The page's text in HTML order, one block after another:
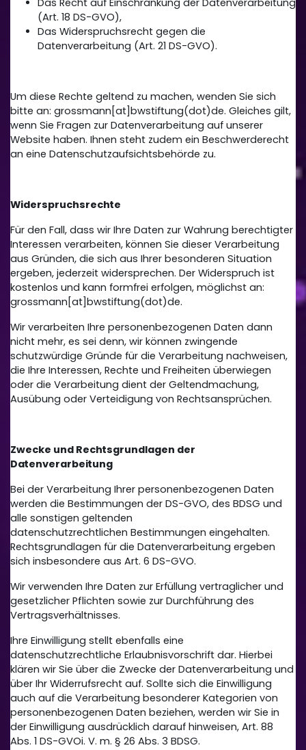
Das Recht auf Einschränkung der Datenverarbeitung
(Art. 18 DS-GVO),
Das Widerspruchsrecht gegen die
Datenverarbeitung (Art. 21 DS-GVO).
Um diese Rechte geltend zu machen, wenden Sie sich
bitte an: grossmann[at]bwstiftung(dot)de. Gleiches gilt,
wenn Sie Fragen zur Datenverarbeitung auf unserer
Website haben. Ihnen steht zudem ein Beschwerderecht
an eine Datenschutzaufsichtsbehörde zu.
Widerspruchsrechte
Für den Fall, dass wir Ihre Daten zur Wahrung berechtigter
Interessen verarbeiten, können Sie dieser Verarbeitung
aus Gründen, die sich aus Ihrer besonderen Situation
ergeben, jederzeit widersprechen. Der Widerspruch ist
kostenlos und kann formfrei erfolgen, möglichst an:
grossmann[at]bwstiftung(dot)de.
Wir verarbeiten Ihre personenbezogenen Daten dann
nicht mehr, es sei denn, wir können zwingende
schutzwürdige Gründe für die Verarbeitung nachweisen,
die Ihre Interessen, Rechte und Freiheiten überwiegen
oder die Verarbeitung dient der Geltendmachung,
Ausübung oder Verteidigung von Rechtsansprüchen.
Zwecke und Rechtsgrundlagen der
Datenverarbeitung
Bei der Verarbeitung Ihrer personenbezogenen Daten
werden die Bestimmungen der DS-GVO, des BDSG und
alle sonstigen geltenden
datenschutzrechtlichen Bestimmungen eingehalten.
Rechtsgrundlagen für die Datenverarbeitung ergeben
sich insbesondere aus Art. 6 DS-GVO.
Wir verwenden Ihre Daten zur Erfüllung vertraglicher und
gesetzlicher Pflichten sowie zur Durchführung des
Vertragsverhältnisses.
Ihre Einwilligung stellt ebenfalls eine
datenschutzrechtliche Erlaubnisvorschrift dar. Hierbei
klären wir Sie über die Zwecke der Datenverarbeitung und
über Ihr Widerrufsrecht auf. Sollte sich die Einwilligung
auch auf die Verarbeitung besonderer Kategorien von
personenbezogenen Daten beziehen, werden wir Sie in
der Einwilligung ausdrücklich darauf hinweisen, Art. 88
Abs. 1 DS-GVOi. V. m. § 26 Abs. 3 BDSG.